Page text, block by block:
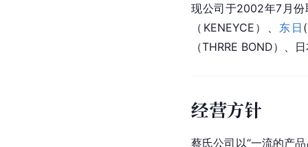
现公司于2002年7月份
（KENEYCE）、 东日
（THRRE BOND）、
经营方针
蔡氏公司以“一流的产